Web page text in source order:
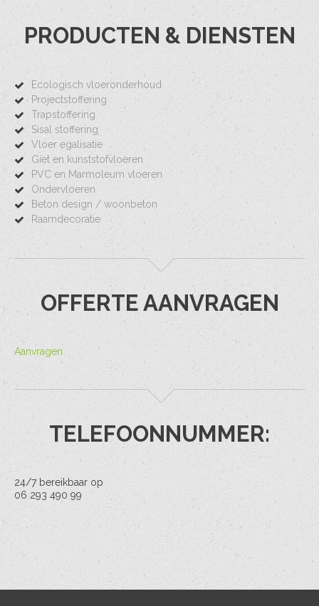
PRODUCTEN & DIENSTEN
Ecologisch vloeronderhoud
Projectstoffering
Trapstoffering
Sisal stoffering
Vloer egalisatie
Giet en kunststofvloeren
PVC en Marmoleum vloeren
Ondervloeren
Beton design / woonbeton
Raamdecoratie
OFFERTE AANVRAGEN
Aanvragen
TELEFOONNUMMER:
24/7 bereikbaar op
06 293 490 99